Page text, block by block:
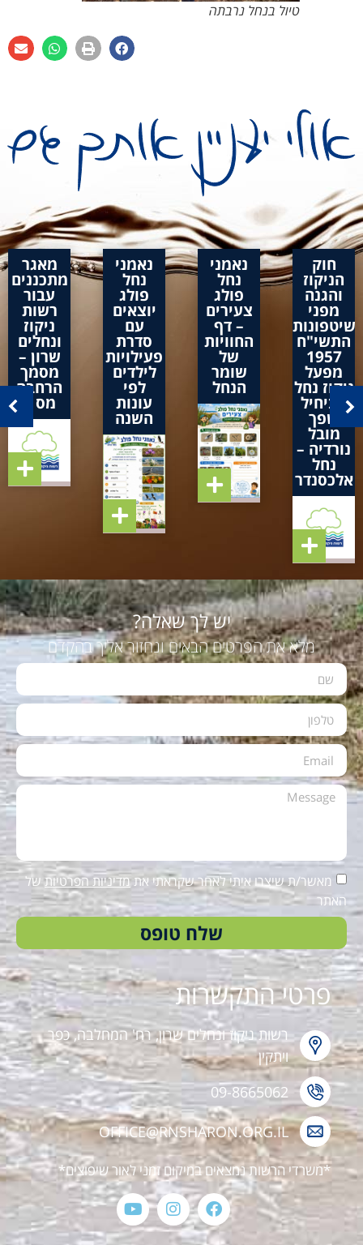
טיול בנחל נרבתה
חוק
הניקוז
והגנה
מפני
שיטפונות
התשי"ח
1957
מפעל
ניקוז נחל
אביחיל
שפך
מובל
נורדיה –
נחל
אלכסנדר
נאמני
נחל
פולג
צעירים
– דף
החוויות
של
שומר
הנחל
נאמני
נחל
פולג
יוצאים
עם
סדרת
פעילויות
לילדים
לפי
עונות
השנה
מאגר
מתכננים
עבור
רשות
ניקוז
ונחלים
שרון –
מסמך
הרחבה
מס 1
יש לך שאלה?
מלא את הפרטים הבאים ונחזור אליך בהקדם
מאשר/ת שיצרו איתי לאחר שקראתי אתמדיניות הפרטיותשל
האתר
שלח טופס
פרטי התקשרות
רשות ניקוז ונחלים שרון, רח' המחלבה, כפר
ויתקין
09-8665062
OFFICE@RNSHARON.ORG.IL
*משרדי הרשות נמצאים במיקום זמני לאור שיפוצים*